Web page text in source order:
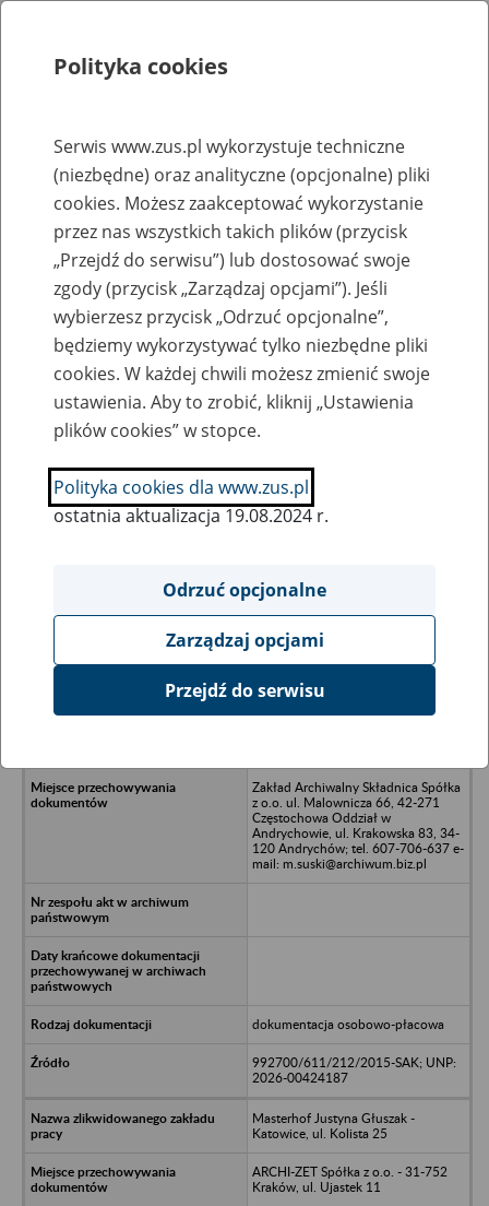
Rejestry, ewidencje i archiwa
Baza zlikwidowanych lub
przekształconych zakładów pracy
Nazwa zakładu pracy:
SZUKAJ
Ukryj wszystkie pozycje bazy
Nowymed Polska Spółka z o.o. w
Zakład Archiwalny Składnica Spółka
z o.o. ul. Malownicza 66, 42-271
Częstochowa Oddział w
Andrychowie, ul. Krakowska 83, 34-
120 Andrychów; tel. 607-706-637 e-
mail: m.suski@archiwum.biz.pl
dokumentacja osobowo-płacowa
992700/611/212/2015-SAK; UNP:
2026-00424187
Masterhof Justyna Głuszak -
Katowice, ul. Kolista 25
ARCHI-ZET Spółka z o.o. - 31-752
Kraków, ul. Ujastek 11
Polityka cookies
Serwis www.zus.pl wykorzystuje techniczne
(niezbędne) oraz analityczne (opcjonalne) pliki
cookies. Możesz zaakceptować wykorzystanie
przez nas wszystkich takich plików (przycisk
„Przejdź do serwisu”) lub dostosować swoje
zgody (przycisk „Zarządzaj opcjami”). Jeśli
wybierzesz przycisk „Odrzuć opcjonalne”,
będziemy wykorzystywać tylko niezbędne pliki
cookies. W każdej chwili możesz zmienić swoje
ustawienia. Aby to zrobić, kliknij „Ustawienia
plików cookies” w stopce.
Polityka cookies dla www.zus.pl
ostatnia aktualizacja 19.08.2024 r.
Odrzuć opcjonalne
Zarządzaj opcjami
Przejdź do serwisu